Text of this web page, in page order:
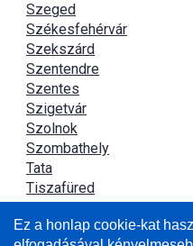
Szeged
Székesfehérvár
Szekszárd
Szentendre
Szentes
Szigetvár
Szolnok
Szombathely
Tata
Tiszafüred
Újszász
Ez a honlap cookie-kat